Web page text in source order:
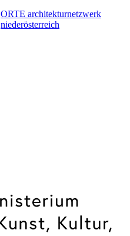
ORTE architekturnetzwerk
niederösterreich